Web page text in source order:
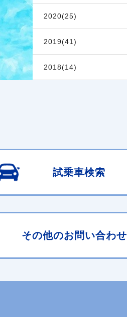
2020(25)
2019(41)
2018(14)
試乗車検索
その他のお問い合わせ